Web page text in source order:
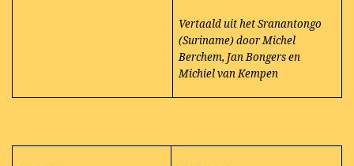
Vertaald uit het Sranantongo
(Suriname) door Michel
Berchem, Jan Bongers en
Michiel van Kempen